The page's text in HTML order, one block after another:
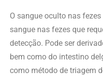
O sangue oculto nas
sangue nas fezes que
detecção. Pode ser
bem como do intestino
como método de triagem